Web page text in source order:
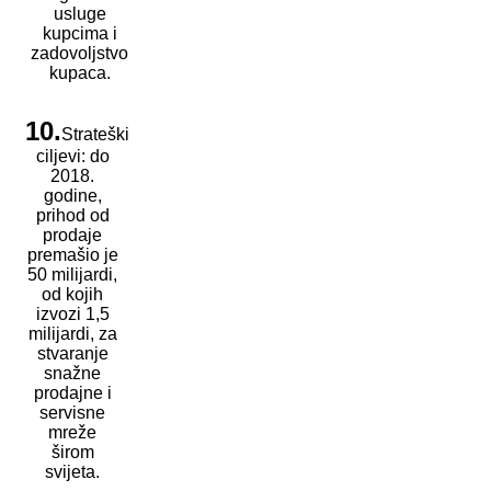
usluge
kupcima i
zadovoljstvo
kupaca.
10.Strateški
ciljevi: do
2018.
godine,
prihod od
prodaje
premašio je
50 milijardi,
od kojih
izvozi 1,5
milijardi, za
stvaranje
snažne
prodajne i
servisne
mreže
širom
svijeta.